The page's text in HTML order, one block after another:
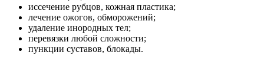
иссечение рубцов, кожная пластика;
лечение ожогов, обморожений;
удаление инородных тел;
перевязки любой сложности;
пункции суставов, блокады.